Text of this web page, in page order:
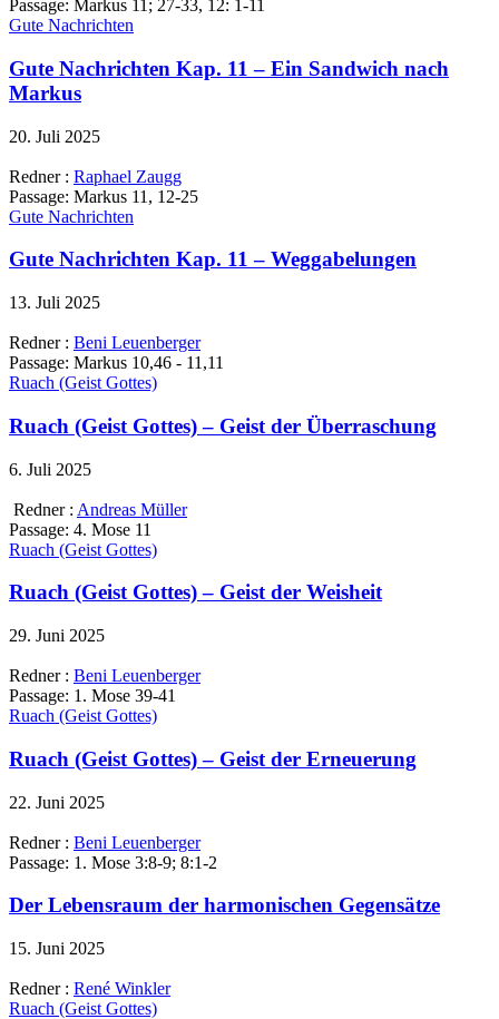
Passage: Markus 11; 27-33, 12: 1-11
Gute Nachrichten
Gute Nachrichten Kap. 11 – Ein Sandwich nach
Markus
20. Juli 2025
Redner : Raphael Zaugg
Passage: Markus 11, 12-25
Gute Nachrichten
Gute Nachrichten Kap. 11 – Weggabelungen
13. Juli 2025
Redner : Beni Leuenberger
Passage: Markus 10,46 - 11,11
Ruach (Geist Gottes)
Ruach (Geist Gottes) – Geist der Überraschung
6. Juli 2025
Redner : Andreas Müller
Passage: 4. Mose 11
Ruach (Geist Gottes)
Ruach (Geist Gottes) – Geist der Weisheit
29. Juni 2025
Redner : Beni Leuenberger
Passage: 1. Mose 39-41
Ruach (Geist Gottes)
Ruach (Geist Gottes) – Geist der Erneuerung
22. Juni 2025
Redner : Beni Leuenberger
Passage: 1. Mose 3:8-9; 8:1-2
Der Lebensraum der harmonischen Gegensätze
15. Juni 2025
Redner : René Winkler
Ruach (Geist Gottes)